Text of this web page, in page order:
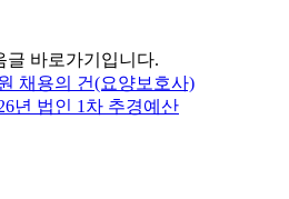
글 바로가기입니다.
채용의 건(요양보호사)
년 법인 1차 추경예산